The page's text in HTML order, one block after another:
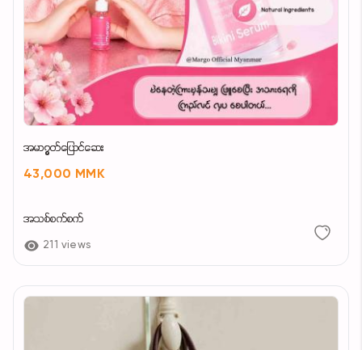
အမာ၇ွတ်ပြောင်ဆေး
43,000 MMK
အသစ်စက်စက်
211 views